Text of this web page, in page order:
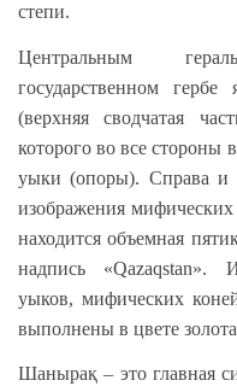
степи.
Центральным
государственном гербе
(верхняя сводчатая
которого во все стороны
уыки (опоры). Справа и
изображения
находится объемная
надпись «Qazaqstan».
уыков, мифических
выполнены в цвете
Шанырақ – это главная